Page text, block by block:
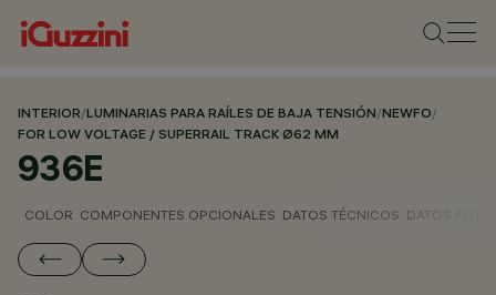
INTERIOR/LUMINARIAS PARA RAÍLES DE BAJA TENSIÓN/NEWFO/
FOR LOW VOLTAGE / SUPERRAIL TRACK Ø62 MM
936E
COLOR COMPONENTES OPCIONALES DATOS TÉCNICOS DATOS